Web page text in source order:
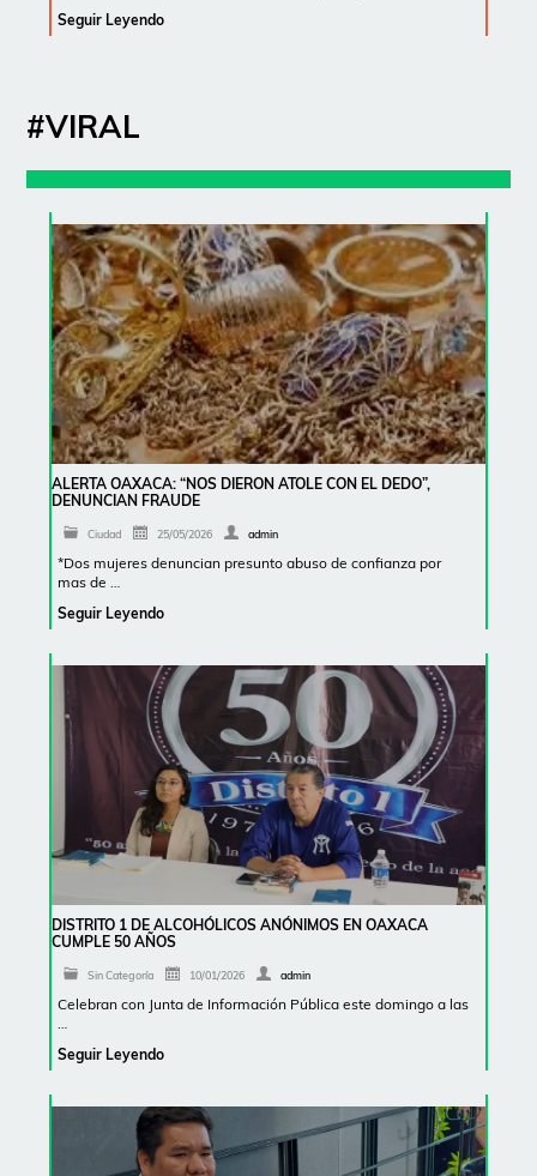
Seguir Leyendo
#VIRAL
ALERTA OAXACA: “NOS DIERON ATOLE CON EL DEDO”,
DENUNCIAN FRAUDE
Ciudad 25/05/2026 admin
*Dos mujeres denuncian presunto abuso de confianza por
mas de …
Seguir Leyendo
DISTRITO 1 DE ALCOHÓLICOS ANÓNIMOS EN OAXACA
CUMPLE 50 AÑOS
Sin Categoría 10/01/2026 admin
Celebran con Junta de Información Pública este domingo a las
…
Seguir Leyendo